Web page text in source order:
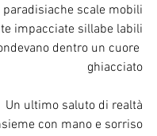
paradisiache scale mobili
impacciate sillabe labili
dentro un cuore
ghiacciato
Un ultimo saluto di realtà
con mano e sorriso